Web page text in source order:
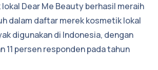
Dear Me Beauty berhasil meraih
dalam daftar merek kosmetik lokal
digunakan di Indonesia, dengan
11 persen responden pada tahun